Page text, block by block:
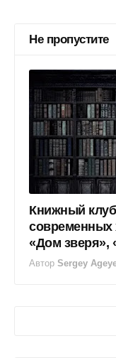
Не пропустите
Книжный
современных
«Дом зверя»,
Автор Sergey